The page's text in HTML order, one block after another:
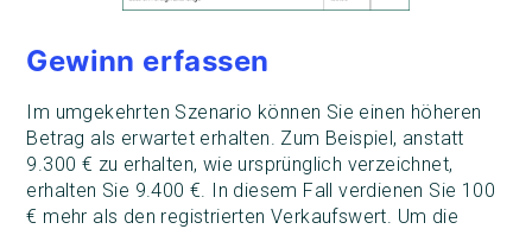
Gewinn erfassen
Im umgekehrten Szenario können Sie einen höheren
Betrag als erwartet erhalten. Zum Beispiel, anstatt
9.300 € zu erhalten, wie ursprünglich verzeichnet,
erhalten Sie 9.400 €. In diesem Fall verdienen Sie 100
€ mehr als den registrierten Verkaufswert. Um die